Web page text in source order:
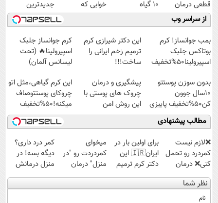
قطعی درمان
کنید!
◗پرسش‌نامه◖
10 گیاه
موثر(تخفیف تا
امشب)
خوابی که
میلیاردر شد.
آموزش رایگان
جدیدترین
فناوری اروپا،
سبک و مقاوم |
پرداخت قسطی
از سراسر وب
بمب جوانساز! کرم
بوتاکس جلبک
اسپیرولینا50%تخفیف
این دکتر شیرازی کرم
ترمیم زخم ایرانی را
ساخت!!!
کرم جوانساز جلبک
اسپیرولینا🔥 (تحت
لیسانس آلمان)
بدون سوزن پوستتو
10سال جوون
کن50%تخفیف پاییزی
پیشگیری و درمان
چروک های پوستی با
این روش امن
این کرم گیاهی،مثل اتو
چروکای پوستتوصاف
میکنه!50%تخفیف
مطالب پیشنهادی
❌لازم نیست
کمردرد رو تحمل
کنی❌ درمان
بدون جراحی و
قرص
(پرسشنامه)
برای اولین بار در
ایران🇮🇷 این
دکتر کرم ترمیم
کننده 23 روزه
میخوای
کمردردت رو "در
منزل" درمان
کنی؟ (◂فیلم +
کمر درد داری؟
دیگه بسه! در
منزل درمانش
کن
نظر شما
نام